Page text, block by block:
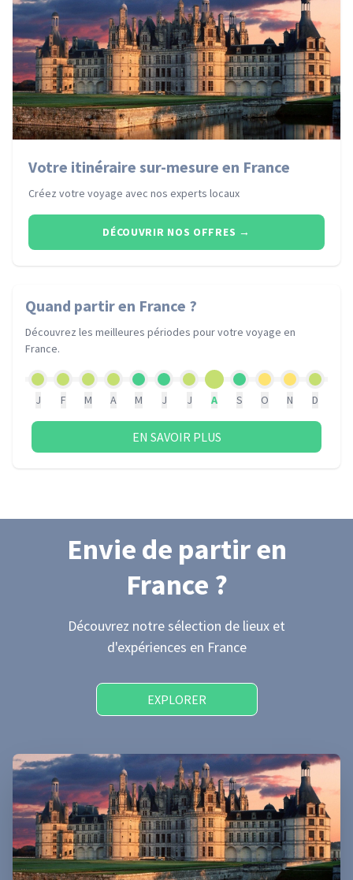
Votre itinéraire sur-mesure en France
Créez votre voyage avec nos experts locaux
DÉCOUVRIR NOS OFFRES →
Quand partiren France ?
Découvrez les meilleures périodes pour votre voyage en
France.
J F M A M J J A S O N D
EN SAVOIR PLUS
Envie de partiren
France ?
Découvrez notre sélection de lieux et
d'expériences en France
EXPLORER